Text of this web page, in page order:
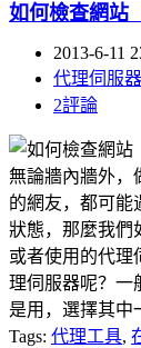
如何檢查網站
2013-6-11
代理伺服器
2評論
無論牆內牆外，
的網友，都可能
狀態，那麼我們
或者使用的代理
理伺服器呢？一
是用，選擇其中
Tags: 代理工具,